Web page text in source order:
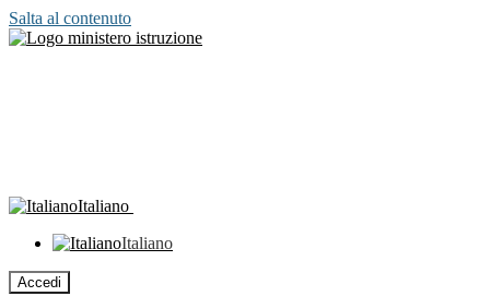
Salta al contenuto
Italiano
Italiano
Accedi